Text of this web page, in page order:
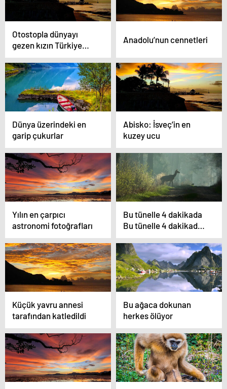
Otostopla dünyayı
gezen kızın Türkiye
fotoğrafları
Anadolu’nun cennetleri
Dünya üzerindeki en
garip çukurlar
Abisko: İsveç’in en
kuzey ucu
Yılın en çarpıcı
astronomi fotoğrafları
Bu tünelle 4 dakikada
Bu tünelle 4 dakikada
“iklim” değişecek
Küçük yavru annesi
tarafından katledildi
Bu ağaca dokunan
herkes ölüyor